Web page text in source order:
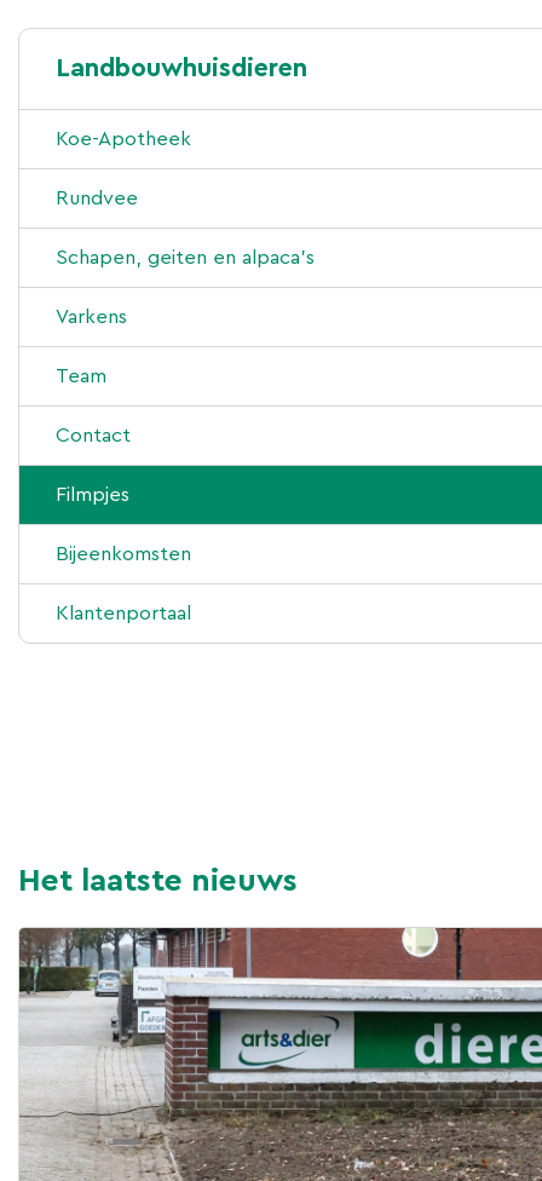
Landbouwhuisdieren
Koe-Apotheek
Rundvee
Advies en begeleiding
Behandeling
Laboratorium
Nieuws
Schapen, geiten en alpaca’s
Advies en begeleiding
Behandeling
Laboratorium
Nieuws
Varkens
Advies en begeleiding
Behandeling
Laboratorium
Team
Contact
Filmpjes
Bijeenkomsten
Klantenportaal
Het laatste nieuws